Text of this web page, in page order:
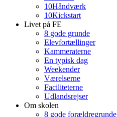
10Håndværk
10Kickstart
Livet på FE
8 gode grunde
Elevfortællinger
Kammeraterne
En typisk dag
Weekender
Værelserne
Faciliteterne
Udlandsrejser
Om skolen
8 gode forældregrunde